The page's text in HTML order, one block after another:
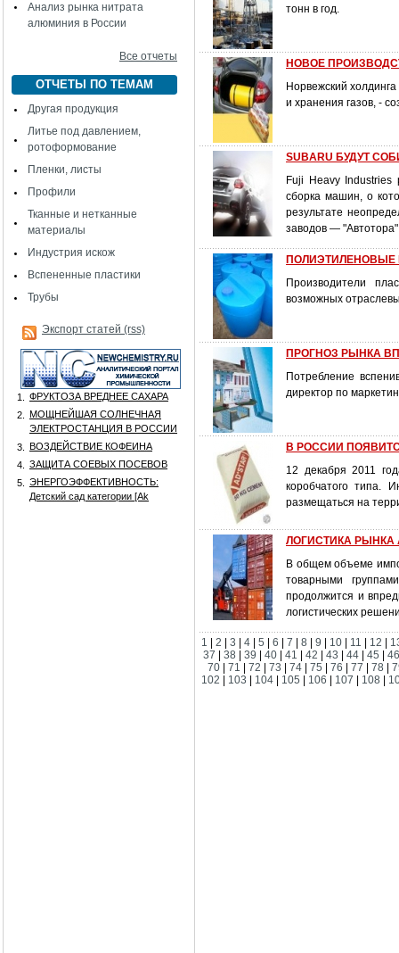
Анализ рынка нитрата
алюминия в России
Все отчеты
ОТЧЕТЫ ПО ТЕМАМ
Другая продукция
Литье под давлением,
ротоформование
Пленки, листы
Профили
Тканные и нетканные
материалы
Индустрия искож
Вспененные пластики
Трубы
Экспорт статей (rss)
1.
ФРУКТОЗА ВРЕДНЕЕ САХАРА
2.
МОЩНЕЙШАЯ СОЛНЕЧНАЯ
ЭЛЕКТРОСТАНЦИЯ В РОССИИ
3.
ВОЗДЕЙСТВИЕ КОФЕИНА
4.
ЗАЩИТА СОЕВЫХ ПОСЕВОВ
5.
ЭНЕРГОЭФФЕКТИВНОСТЬ:
Детский сад категории [Аk
тонн в год.
НОВОЕ
Норвежский
и хранения газов, -
SUBARU БУДУТ
Fuji Heavy Industries
сборка машин, о
результате
заводов — "Автотора"
ПОЛИЭТИЛЕНОВЫЕ
Производители
возможных
ПРОГНОЗ РЫНКА
Потребление
директор по
В РОССИИ
12 декабря 2011
коробчатого типа.
размещаться на
ЛОГИСТИКА
В общем объеме
товарными
продолжится и
логистических
1 2 3 4 5 6 7 8 9 10 11 12
37
|38 |39 |40 |41 |42 |43 |44 |45 |
70
71 72 73 74 75 76 77 78
102
103 104 105 106 107 108